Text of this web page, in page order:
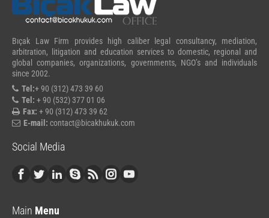
Bıçak Law Firm provides high caliber legal consultancy, mediation,
arbitration, litigation and education services to domestic, regional and
global companies, organizations, governments, NGO’s and individuals
since 2002.
Tel:+ 90 (312) 473 39 60
Tel: + 90 (532) 377 01 06
Fax: + 90 (312) 473 39 62
E-mail: contact@bicakhukuk.com
Social Media
Main Menu